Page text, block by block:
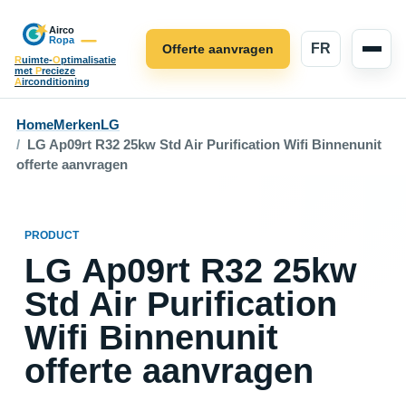
Ruimte-Optimalisatie
met Precieze
Airconditioning
FR
Offerte aanvragen
HomeMerkenLG
LG Ap09rt R32 25kw Std Air Purification Wifi Binnenunit
offerte aanvragen
PRODUCT
LG Ap09rt R32 25kw
Std Air Purification
Wifi Binnenunit
offerte aanvragen